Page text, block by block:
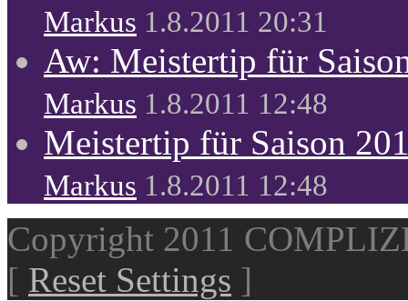
Markus 1.8.2011 20:31
Aw: Meistertip für
Markus 1.8.2011 12:48
Meistertip für Saison
Markus 1.8.2011 12:48
Copyright 2011
[ Reset Settings ]